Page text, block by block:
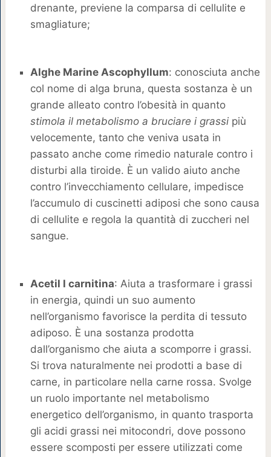
drenante, previene la comparsa di cellulite e
smagliature;
Alghe Marine Ascophyllum: conosciuta anche
col nome di alga bruna, questa sostanza è un
grande alleato contro l’obesità in quanto
stimola il metabolismo a bruciare i grassipiù
velocemente, tanto che veniva usata in
passato anche come rimedio naturale contro i
disturbi alla tiroide. È un valido aiuto anche
contro l’invecchiamento cellulare, impedisce
l’accumulo di cuscinetti adiposi che sono causa
di cellulite e regola la quantità di zuccheri nel
sangue.
Acetil l carnitina: Aiuta a trasformare i grassi
in energia, quindi un suo aumento
nell’organismo favorisce la perdita di tessuto
adiposo. È una sostanza prodotta
dall’organismo che aiuta a scomporre i grassi.
Si trova naturalmente nei prodotti a base di
carne, in particolare nella carne rossa. Svolge
un ruolo importante nel metabolismo
energetico dell’organismo, in quanto trasporta
gli acidi grassi nei mitocondri, dove possono
essere scomposti per essere utilizzati come